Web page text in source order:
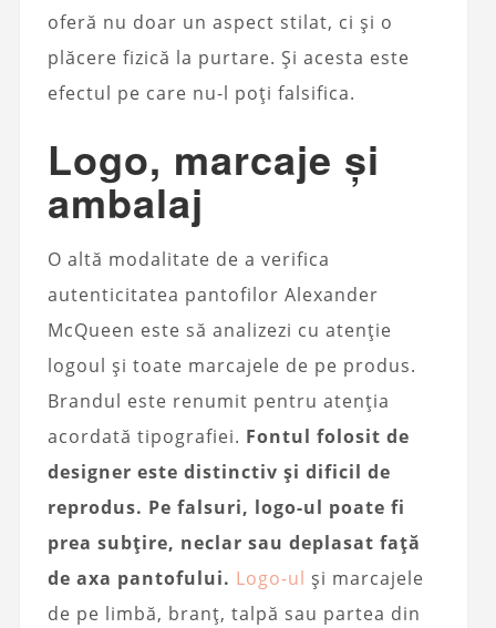
oferă nu doar un aspect stilat, ci și o
plăcere fizică la purtare. Și acesta este
efectul pe care nu-l poți falsifica.
Logo, marcaje și
ambalaj
O altă modalitate de a verifica
autenticitatea pantofilor Alexander
McQueen este să analizezi cu atenție
logoul și toate marcajele de pe produs.
Brandul este renumit pentru atenția
acordată tipografiei. Fontul folosit de
designer este distinctiv și dificil de
reprodus. Pe falsuri, logo-ul poate fi
prea subțire, neclar sau deplasat față
de axa pantofului. Logo-ul și marcajele
de pe limbă, branț, talpă sau partea din